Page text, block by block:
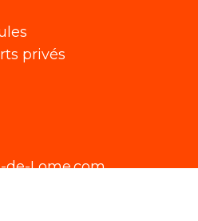
privés
de-Lome.com.